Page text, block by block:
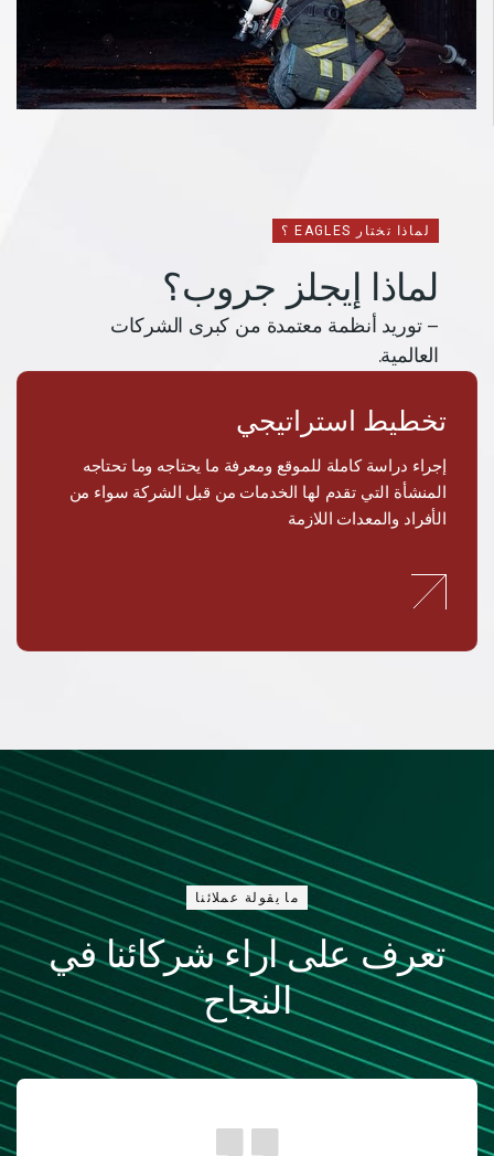
لماذا تختار EAGLES ؟
لماذا إيجلز جروب؟
– توريد أنظمة معتمدة من كبرى الشركات
العالمية.
بمختلف أحجامها.
– دعم فني وخدمة صيانة مستمرة بعد التركيب.
– تنفيذ وتسليم المشاريع وفق الجدول الزمني
المتفق عليه وبأعلى جودة.
تخطيط استراتيجي
إجراء دراسة كاملة للموقع ومعرفة ما يحتاجه وما تحتاجه
المنشأة التي تقدم لها الخدمات من قبل الشركة سواء من
الأفراد والمعدات اللازمة
ما يقولة عملائنا
تعرف على اراء شركائنا في
النجاح